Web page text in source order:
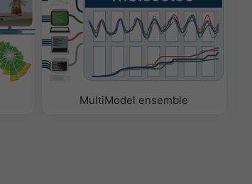
MultiModel ensemble